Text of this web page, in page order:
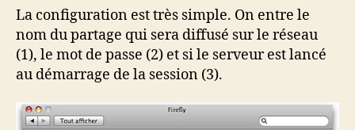
La configuration est très simple. On entre le
nom du partage qui sera diffusé sur le réseau
(1), le mot de passe (2) et si le serveur est lancé
au démarrage de la session (3).